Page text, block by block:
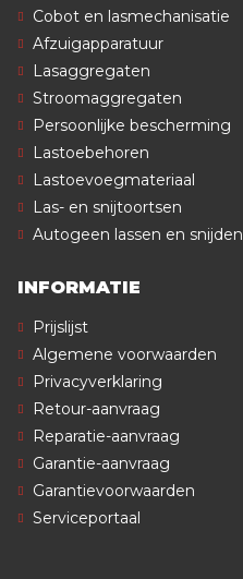
Cobot en lasmechanisatie
Afzuigapparatuur
Lasaggregaten
Stroomaggregaten
Persoonlijke bescherming
Lastoebehoren
Lastoevoegmateriaal
Las- en snijtoortsen
Autogeen lassen en snijden
INFORMATIE
Prijslijst
Algemene voorwaarden
Privacyverklaring
Retour-aanvraag
Reparatie-aanvraag
Garantie-aanvraag
Garantievoorwaarden
Serviceportaal